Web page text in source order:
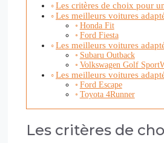
Les critères de choix pour
Les meilleurs voitures
Honda Fit
Ford Fiesta
Les meilleurs voitures
Subaru Outback
Volkswagen Golf
Les meilleurs voitures
Ford Escape
Toyota 4Runner
Les critères de